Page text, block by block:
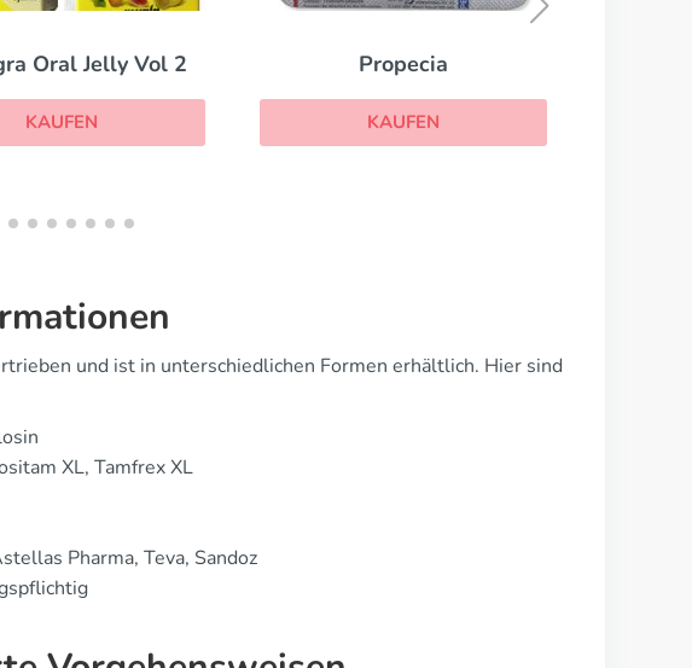
Propecia
KAUFEN
KAUFEN
und ist in unterschiedlichen Formen erhältlich. Hier sind
XL, Tamfrex XL
Pharma, Teva, Sandoz